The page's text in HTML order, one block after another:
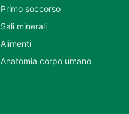
Primo soccorso
Sali minerali
Alimenti
Anatomia corpo umano